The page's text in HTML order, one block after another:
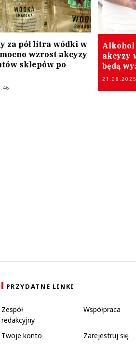
za pół litra wódki w
wzrost akcyzy
sklepów po
Alkohol
akcyzy
będą
PRZYDATNE LINKI
Zespół
redakcyjny
Współpraca
Twoje konto Zarejestruj się